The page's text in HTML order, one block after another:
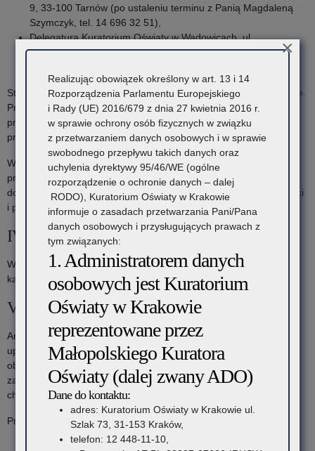
9, 33-100 Tarnów (po ustaleniu terminu z Panią Magdaleną
Szymczyk, tel. 14 696 32 51),
Delegatura Kuratorium Oświaty w Wadowicach, ul.
Mickiewicza 19, 34-100 Wadowice (po ustaleniu terminu z
Strona przekazująca przewozi dokumentację we własnym zakresie.
Przed przejęciem dokumentacji zostaje ona sprawdzona przez
pracownika Kuratorium Oświaty pod względem zgodności stanu
przygotowania z zapisami procedury.
W przypadku stwierdzenia nieprawidłowości pracownik odmawia
przejęcia akt oraz podpisania spisu zdawczo-odbiorczego, a
dokumentacja podlega zwrotowi w celu usunięcia nieprawidłowości
i ponownego przekazania do archiwum zakładowego.
IV. Termin składania wniosków:
Wnioski wraz z dokumentacją mogą być składane przez cały rok
kalendarzowy.
V. Informacje dodatkowe:
Archiwum przejmuje dokumentację przebiegu nauczania
uporządkowaną i zewidencjonowaną zgodnie z przepisami
obowiązującymi w tym zakresie w archiwach państwowych oraz
zachowaną w dobrym stanie fizycznym – bez uszkodzeń fizyko-
chemicznych i biologicznych.
Przez uporządkowanie rozumiemy:
kwalifikację dokumentów do odpowiednich kategorii
Realizując obowiązek określony w art. 13 i 14
Rozporządzenia Parlamentu Europejskiego
i Rady (UE) 2016/679 z dnia 27 kwietnia 2016 r.
w sprawie ochrony osób fizycznych w związku
z przetwarzaniem danych osobowych i w sprawie
swobodnego przepływu takich danych oraz
uchylenia dyrektywy 95/46/WE (ogólne
rozporządzenie o ochronie danych – dalej
RODO), Kuratorium Oświaty w Krakowie
informuje o zasadach przetwarzania Pani/Pana
danych osobowych i przysługujących prawach z
tym związanych:
1. Administratorem danych
osobowych jest Kuratorium
Oświaty w Krakowie
reprezentowane przez
Małopolskiego Kuratora
Oświaty (dalej zwany ADO)
Dane do kontaktu:
adres: Kuratorium Oświaty w Krakowie ul.
Szlak 73, 31-153 Kraków,
telefon: 12 448-11-10,
×